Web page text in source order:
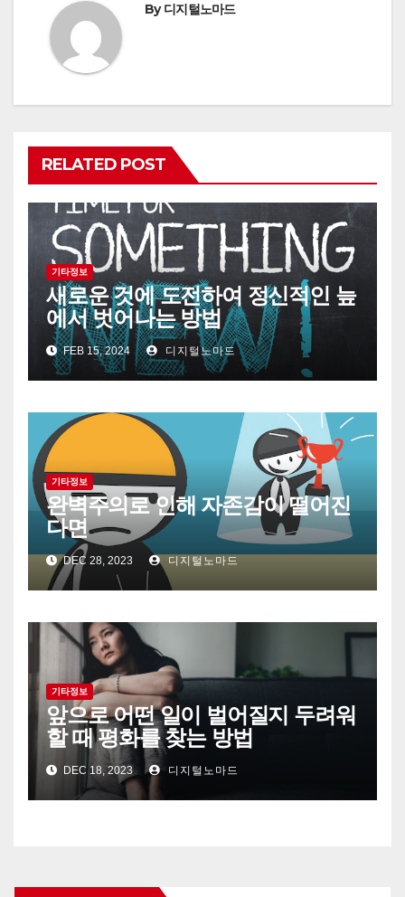
By디지털노마드
RELATED POST
기타정보
새로운 것에 도전하여 정신적인 늪
에서 벗어나는 방법
FEB 15, 2024 디지털노마드
기타정보
완벽주의로 인해 자존감이 떨어진
다면
DEC 28, 2023 디지털노마드
기타정보
앞으로 어떤 일이 벌어질지 두려워
할 때 평화를 찾는 방법
DEC 18, 2023 디지털노마드